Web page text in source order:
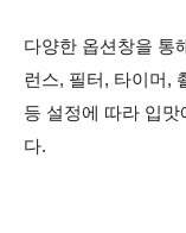
다양한 옵션창을 통
런스, 필터, 타이머,
등 설정에 따라 입맛
다.